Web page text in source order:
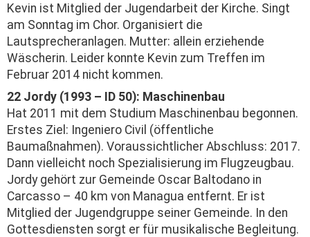
Kevin ist Mitglied der Jugendarbeit der Kirche. Singt
am Sonntag im Chor. Organisiert die
Lautsprecheranlagen. Mutter: allein erziehende
Wäscherin. Leider konnte Kevin zum Treffen im
Februar 2014 nicht kommen.
22 Jordy (1993 – ID 50): Maschinenbau
Hat 2011 mit dem Studium Maschinenbau begonnen.
Erstes Ziel: Ingeniero Civil (öffentliche
Baumaßnahmen). Voraussichtlicher Abschluss: 2017.
Dann vielleicht noch Spezialisierung im Flugzeugbau.
Jordy gehört zur Gemeinde Oscar Baltodano in
Carcasso – 40 km von Managua entfernt. Er ist
Mitglied der Jugendgruppe seiner Gemeinde. In den
Gottesdiensten sorgt er für musikalische Begleitung.